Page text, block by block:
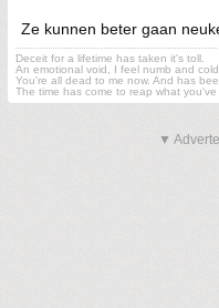
Ze kunnen beter gaan
Deceit for a lifetime has taken it's toll.
An emotional void, I feel numb and cold.
You're all dead to me now. And has
The time has come to reap what you've
▼